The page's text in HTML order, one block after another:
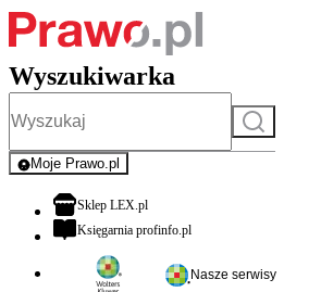
Wyszukiwarka
Szukaj
Moje Prawo.pl
- rejestracja i logowanie do serwisu
Sklep LEX.plotwiera się w nowej karcie
Księgarnia profinfo.plotwiera się w nowej karcie
Nasze serwisy